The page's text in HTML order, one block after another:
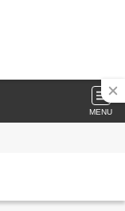
MENU